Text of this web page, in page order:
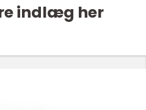
indlæg her